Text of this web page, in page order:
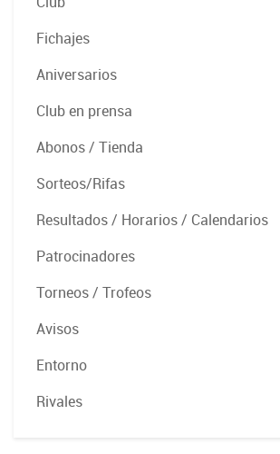
Fichajes
Aniversarios
Club en prensa
Abonos / Tienda
Sorteos/Rifas
Resultados / Horarios / Calendarios
Patrocinadores
Torneos / Trofeos
Avisos
Entorno
Rivales